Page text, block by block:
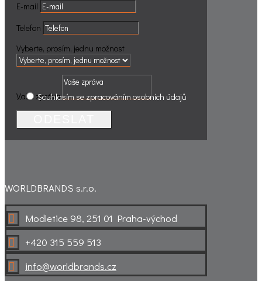
E-mail
Telefon
Vyberte, prosím, jednu možnost
Vaše zpráva
.. Souhlasím se zpracováním osobních údajů
WORLDBRANDS s.r.o.
 Modletice 98, 251 01 Praha-východ
 +420 315 559 513

info@worldbrands.cz